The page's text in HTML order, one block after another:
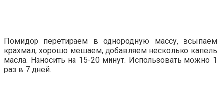
Помидор перетираем в однородную массу, всыпаем
крахмал, хорошо мешаем, добавляем несколько капель
масла. Наносить на 15-20 минут. Использовать можно 1
раз в 7 дней.